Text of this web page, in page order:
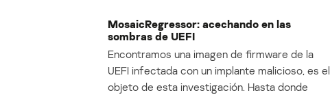
MosaicRegressor: acechando en las
sombras de UEFI
Encontramos una imagen de firmware de la
UEFI infectada con un implante malicioso, es el
objeto de esta investigación. Hasta donde